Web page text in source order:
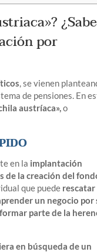
¿Sabe
por
, se vienen
de pensiones. En
austríaca»,o
en la implantación
de la creación del
que puede rescatar
un negocio por
formar parte de la
en búsqueda de un